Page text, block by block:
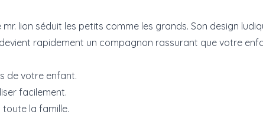
lion séduit les petits comme les grands. Son design
rapidement un compagnon rassurant que votre
de votre enfant.
facilement.
la famille.